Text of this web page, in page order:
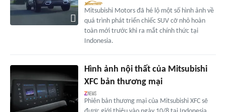
Mitsubishi Motors đã hé lộ một số hình ảnh về
quá trình phát triển chiếc SUV cỡ nhỏ hoàn
toàn mới trước khi ra mắt chính thức tại
Indonesia.
Hình ảnh nội thất của Mitsubishi
XFC bản thương mại
Phiên bản thương mại của Mitsubishi XFC sẽ